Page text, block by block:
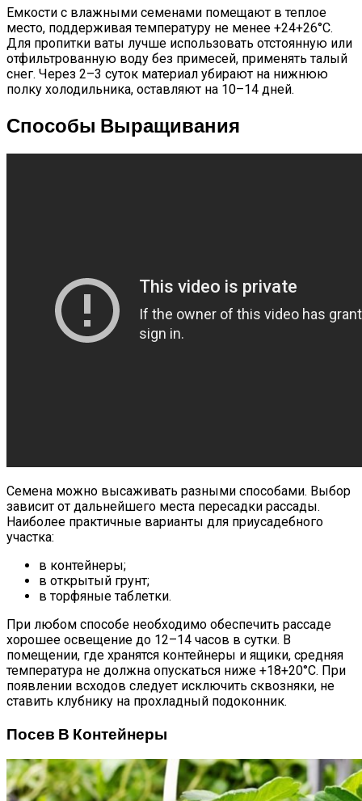
Емкости с влажными семенами помещают в теплое
место, поддерживая температуру не менее +24+26°С.
Для пропитки ваты лучше использовать отстоянную или
отфильтрованную воду без примесей, применять талый
снег. Через 2–3 суток материал убирают на нижнюю
полку холодильника, оставляют на 10–14 дней.
Способы Выращивания
Семена можно высаживать разными способами. Выбор
зависит от дальнейшего места пересадки рассады.
Наиболее практичные варианты для приусадебного
участка:
в контейнеры;
в открытый грунт;
в торфяные таблетки.
При любом способе необходимо обеспечить рассаде
хорошее освещение до 12–14 часов в сутки. В
помещении, где хранятся контейнеры и ящики, средняя
температура не должна опускаться ниже +18+20°С. При
появлении всходов следует исключить сквозняки, не
ставить клубнику на прохладный подоконник.
Посев В Контейнеры